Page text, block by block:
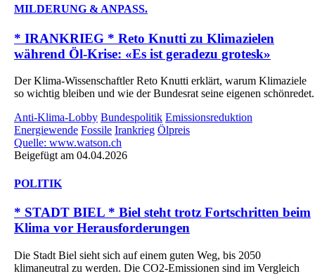
MILDERUNG & ANPASS.
* IRANKRIEG * Reto Knutti zu Klimazielen
während Öl-Krise: «Es ist geradezu grotesk»
Der Klima-Wissenschaftler Reto Knutti erklärt, warum Klimaziele
so wichtig bleiben und wie der Bundesrat seine eigenen schönredet.
Anti-Klima-Lobby Bundespolitik Emissionsreduktion
Energiewende Fossile Irankrieg Ölpreis
Quelle: www.watson.ch
Beigefügt am 04.04.2026
POLITIK
* STADT BIEL * Biel steht trotz Fortschritten beim
Klima vor Herausforderungen
Die Stadt Biel sieht sich auf einem guten Weg, bis 2050
klimaneutral zu werden. Die CO2-Emissionen sind im Vergleich